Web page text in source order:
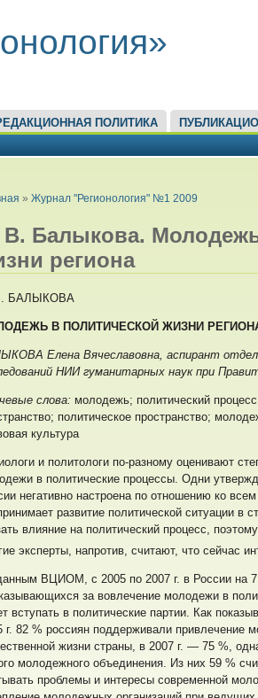
ПОЛИТИКА
ЗДЕСЬ
» Журнал "Регионология" №1 2009
В. Балыкова.
региона
БАЛЫКОВА
В ПОЛИТИЧЕСКОЙ ЖИЗНИ
Елена Вячеславовна, аспирант
НИИ гуманитарных наук при
слова: молодежь; политический
политическое пространство;
культура
и политологи по-разному оценивают
в политические процессы. Одни
негативно настроена по отношению ко
развитие политической ситуации в
влияние на политический процесс,
эксперты, напротив, считают, что сейчас
ВЦИОМ, с 2005 по 2007 г. в России на
за вовлечение молодежи в
вступать в политические партии. Как
г. 82 % россиян поддерживали привлечение
жизни страны, в 2007 г. — 75 %,
молодежного объединения. Из них 59 %
проблемы и интересы современной